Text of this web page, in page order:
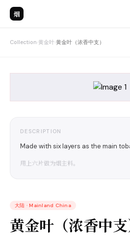
烟
Collection›黄金叶›黄金叶（浓香中支）
DESCRIPTION
Made with six layers as the main
用上六片做为烟主料。
大陆 · Mainland China
黄金叶（浓香中支